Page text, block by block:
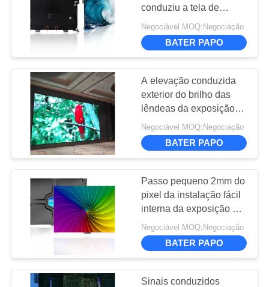
CASOS
CONVERSAR
AGORA
BAIDU
MAPA
DO
SITE
POLÍTICA
DE
PRIVACIDADE
Tela de exibição de
LED ao ar livre
22
Parede de Vídeo
Led Interna
35
conduziu a tela de
exposição 4mm para a
barra do entretenimento
Negociável MOQ:Negociação
BATER PAPO
A elevação conduzida
exterior do brilho das
lêndeas da exposição
1200 da cor P5
completa refresca para
esportes vivos
Negociável MOQ:Negociação
BATER PAPO
Passo pequeno 2mm do
pixel da instalação fácil
interna da exposição de
diodo emissor de luz da
cor completa para feiras
profissionais
Negociável MOQ:Negociação
BATER PAPO
Sinais conduzidos